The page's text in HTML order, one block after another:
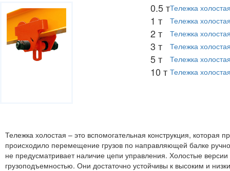
0.5 тТележка
1 т Тележка
2 т Тележка
3 т Тележка
5 т Тележка
10 т Тележка
Тележка холостая – это вспомогательная конструкция, которая
происходило перемещение грузов по направляющей балке
не предусматривает наличие цепи управления. Холостые
грузоподъемностью. Они достаточно устойчивы к высоким и